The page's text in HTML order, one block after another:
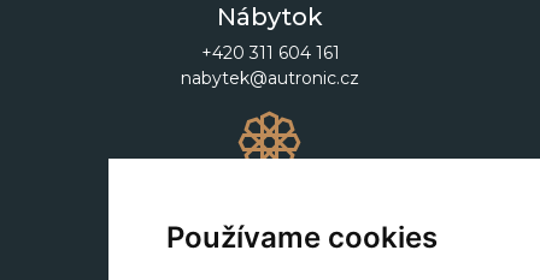
Používame cookies
Nábytok
+420 311 604 161
nabytek@autronic.cz
+420 311 604 182
dekorace@autronic.cz